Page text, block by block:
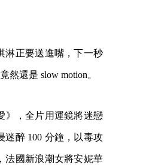
淋正要送進嘴，下一秒
還是 slow motion。
》，全片用運鏡將迷戀
醉 100 分鐘，以毒攻
法國新浪潮女將安妮華